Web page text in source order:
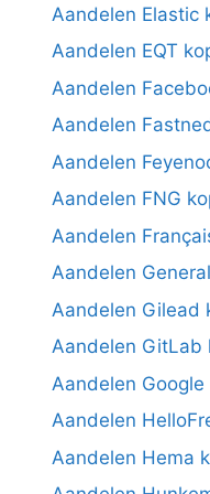
Aandelen Elastic
Aandelen EQT
Aandelen
Aandelen
Aandelen
Aandelen FNG
Aandelen
Aandelen
Aandelen Gilead
Aandelen GitLab
Aandelen Google
Aandelen
Aandelen Hema